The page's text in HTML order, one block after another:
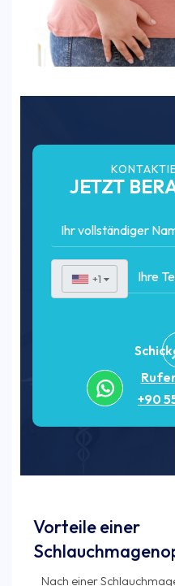
JETZT
+1 ▼
+90
Vorteile einer
Nach einer